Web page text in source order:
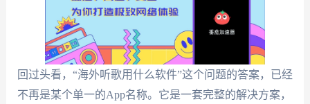
回过头看，“海外听歌用什么软件”这个问题的答案，已经
不再是某个单一的App名称。它是一套完整的解决方案，